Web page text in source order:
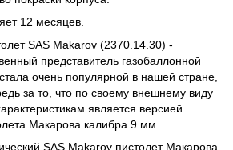
12 месяцев.
SAS Makarov (2370.14.30) -
представитель газобаллонной
очень популярной в нашей стране,
за то, что по своему внешнему виду
является версией
Макарова калибра 9 мм.